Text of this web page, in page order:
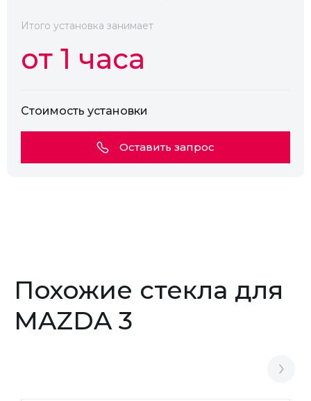
Итого установка занимает
от 1 часа
Стоимость установки
Оставить запрос
Похожие стекла для
MAZDA 3